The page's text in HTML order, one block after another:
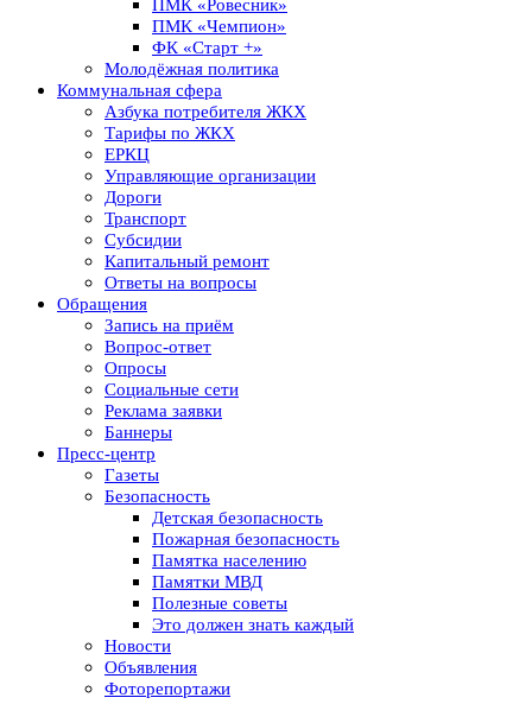
ПМК «Ровесник»
ПМК «Чемпион»
ФК «Старт +»
Молодёжная политика
Коммунальная сфера
Азбука потребителя ЖКХ
Тарифы по ЖКХ
ЕРКЦ
Управляющие организации
Дороги
Транспорт
Субсидии
Капитальный ремонт
Ответы на вопросы
Обращения
Запись на приём
Вопрос-ответ
Опросы
Социальные сети
Реклама заявки
Баннеры
Пресс-центр
Газеты
Безопасность
Детская безопасность
Пожарная безопасность
Памятка населению
Памятки МВД
Полезные советы
Это должен знать каждый
Новости
Объявления
Фоторепортажи